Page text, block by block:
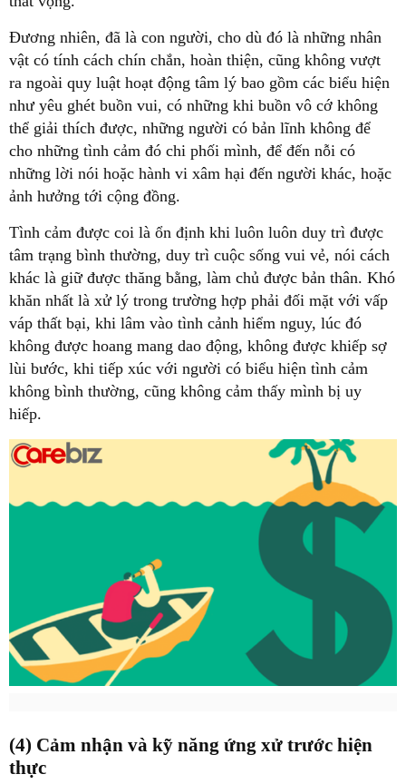
Đương nhiên, đã là con người, cho dù đó là những nhân
vật có tính cách chín chắn, hoàn thiện, cũng không vượt
ra ngoài quy luật hoạt động tâm lý bao gồm các biểu hiện
như yêu ghét buồn vui, có những khi buồn vô cớ không
thể giải thích được, những người có bản lĩnh không để
cho những tình cảm đó chi phối mình, để đến nỗi có
những lời nói hoặc hành vi xâm hại đến người khác, hoặc
ảnh hưởng tới cộng đồng.
Tình cảm được coi là ổn định khi luôn luôn duy trì được
tâm trạng bình thường, duy trì cuộc sống vui vẻ, nói cách
khác là giữ được thăng bằng, làm chủ được bản thân. Khó
khăn nhất là xử lý trong trường hợp phải đối mặt với vấp
váp thất bại, khi lâm vào tình cảnh hiểm nguy, lúc đó
không được hoang mang dao động, không được khiếp sợ
lùi bước, khi tiếp xúc với người có biểu hiện tình cảm
không bình thường, cũng không cảm thấy mình bị uy
hiếp.
(4) Cảm nhận và kỹ năng ứng xử trước hiện
thực